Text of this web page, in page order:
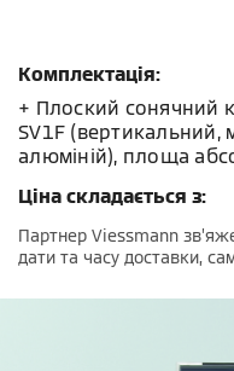
Комплектація:
+ Плоский сонячний
SV1F (вертикальний,
алюміній), площа
Ціна складається з:
Партнер Viessmann
дати та часу доставки,